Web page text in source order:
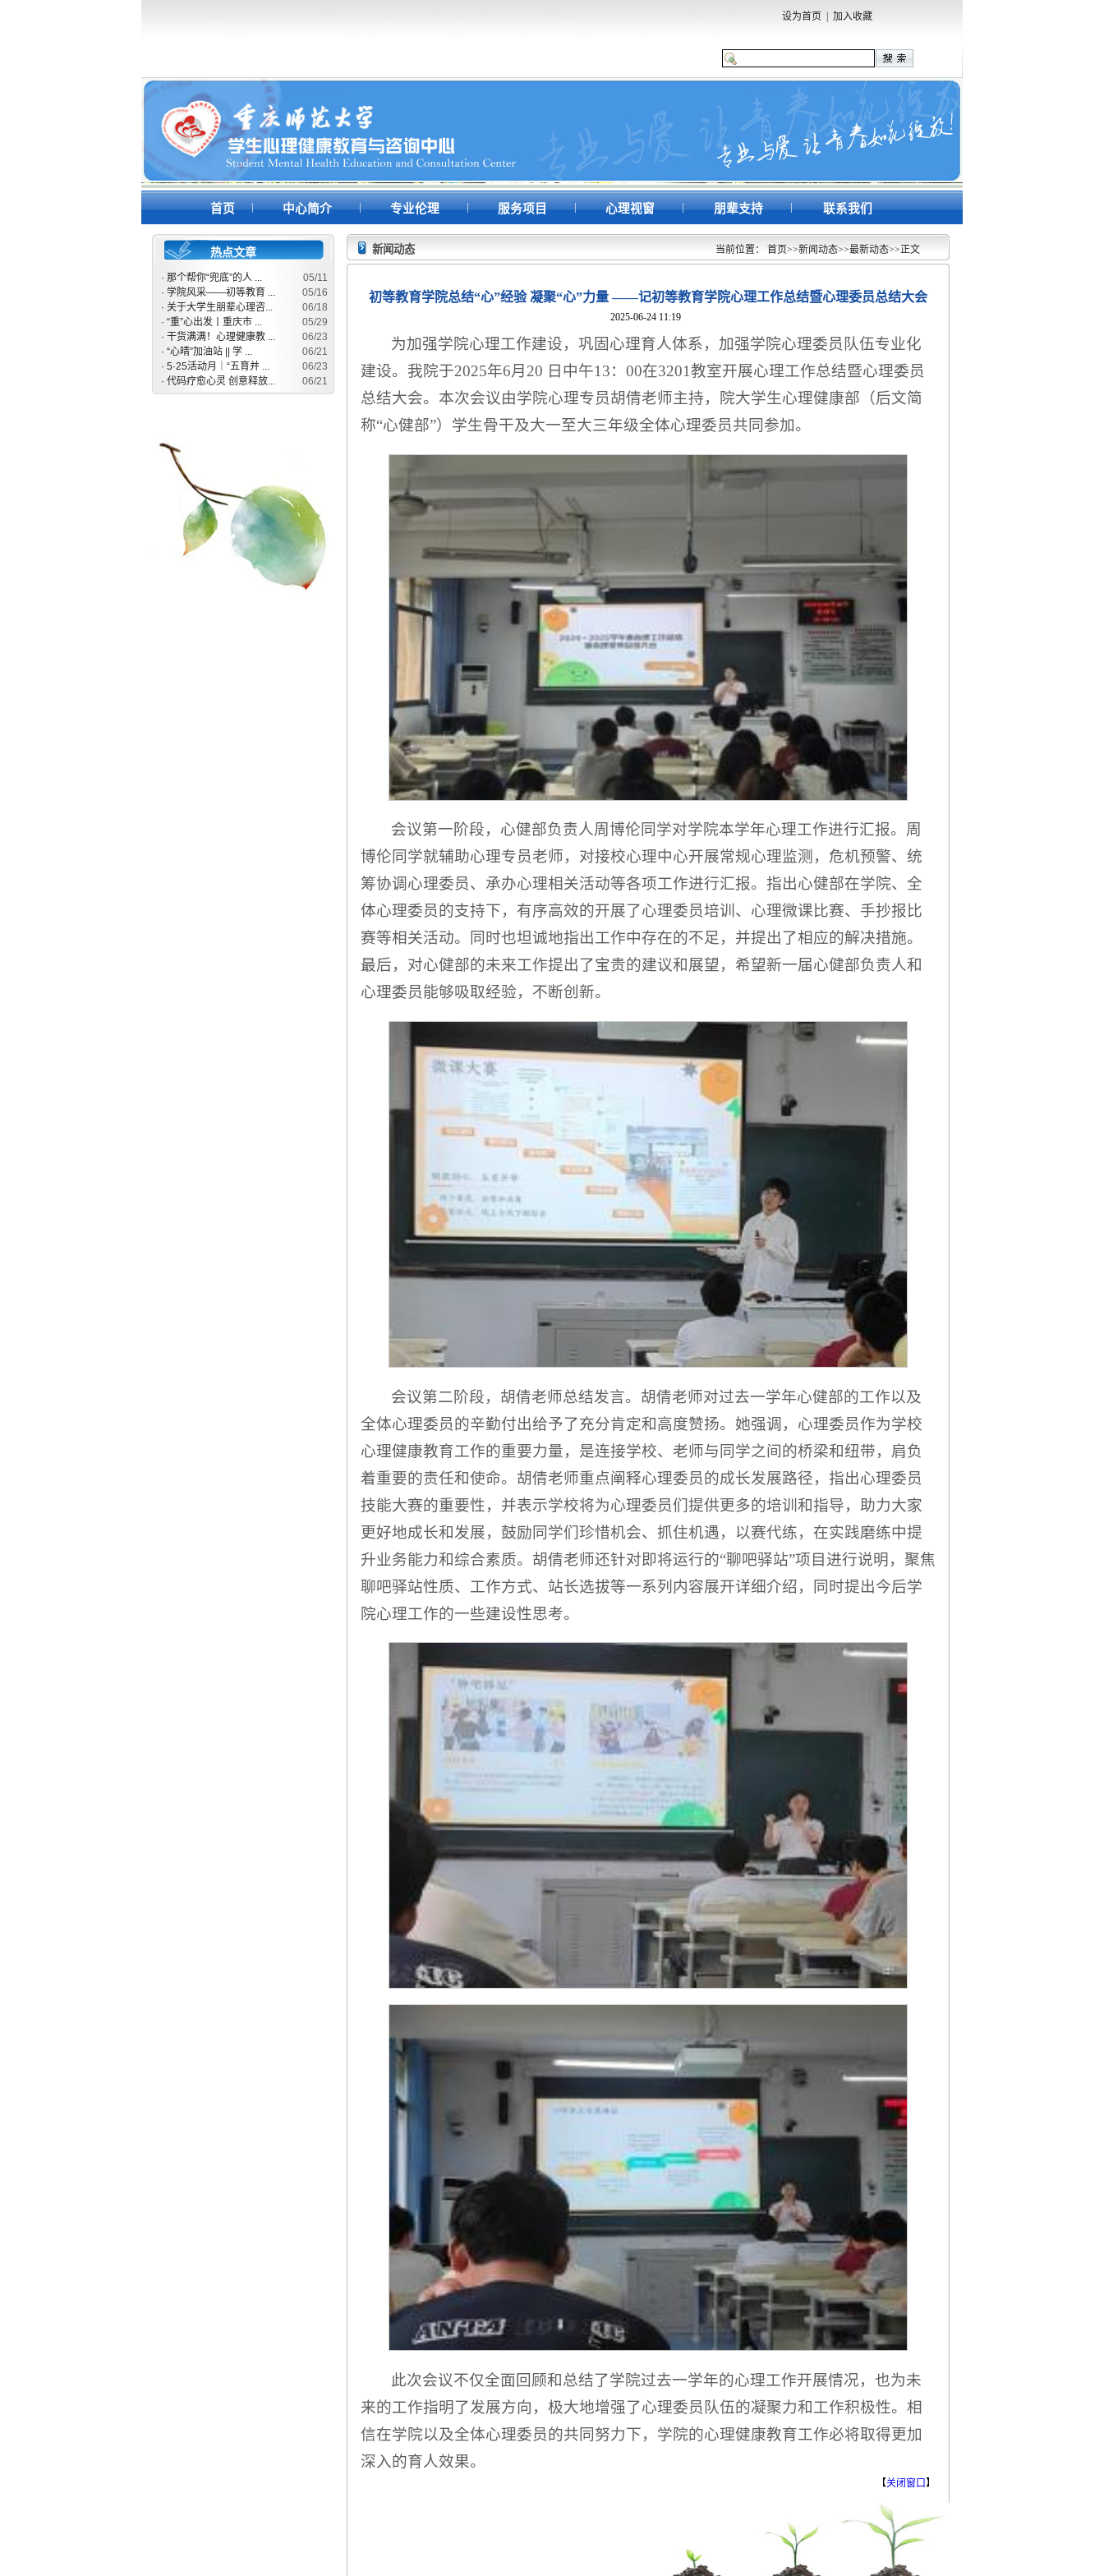
设为首页 加入收藏
首页 | 中心简介 | 专业伦理 | 服务项目 | 心理视窗 | 朋辈支持 | 联系我们
热点文章
· 那个帮你“兜底”的人 ...
05/11
· 学院风采——初等教育 ...
05/16
· 关于大学生朋辈心理咨...
06/18
· “重”心出发丨重庆市 ...
05/29
· 干货满满！心理健康教 ...
06/23
· “心晴”加油站 || 学 ...
06/21
· 5·25活动月｜“五育并 ...
06/23
· 代码疗愈心灵 创意释放... 06/21
新闻动态 当前位置： 首页>>新闻动态>>最新动态>>正文
初等教育学院总结“心”经验 凝聚“心”力量 ——记初等教育学院心理工作总结暨心理委员总结大会
2025-06-24 11:19
为加强学院心理工作建设，巩固心理育人体系，加强学院心理委员队伍专业化
建设。我院于2025年6月20 日中午13：00在3201教室开展心理工作总结暨心理委员
总结大会。本次会议由学院心理专员胡倩老师主持，院大学生心理健康部（后文简
称“心健部”）学生骨干及大一至大三年级全体心理委员共同参加。
会议第一阶段，心健部负责人周博伦同学对学院本学年心理工作进行汇报。周
博伦同学就辅助心理专员老师，对接校心理中心开展常规心理监测，危机预警、统
筹协调心理委员、承办心理相关活动等各项工作进行汇报。指出心健部在学院、全
体心理委员的支持下，有序高效的开展了心理委员培训、心理微课比赛、手抄报比
赛等相关活动。同时也坦诚地指出工作中存在的不足，并提出了相应的解决措施。
最后，对心健部的未来工作提出了宝贵的建议和展望，希望新一届心健部负责人和
心理委员能够吸取经验，不断创新。
会议第二阶段，胡倩老师总结发言。胡倩老师对过去一学年心健部的工作以及
全体心理委员的辛勤付出给予了充分肯定和高度赞扬。她强调，心理委员作为学校
心理健康教育工作的重要力量，是连接学校、老师与同学之间的桥梁和纽带，肩负
着重要的责任和使命。胡倩老师重点阐释心理委员的成长发展路径，指出心理委员
技能大赛的重要性，并表示学校将为心理委员们提供更多的培训和指导，助力大家
更好地成长和发展，鼓励同学们珍惜机会、抓住机遇，以赛代练，在实践磨练中提
升业务能力和综合素质。胡倩老师还针对即将运行的“聊吧驿站”项目进行说明，聚焦
聊吧驿站性质、工作方式、站长选拔等一系列内容展开详细介绍，同时提出今后学
院心理工作的一些建设性思考。
此次会议不仅全面回顾和总结了学院过去一学年的心理工作开展情况，也为未
来的工作指明了发展方向，极大地增强了心理委员队伍的凝聚力和工作积极性。相
信在学院以及全体心理委员的共同努力下，学院的心理健康教育工作必将取得更加
深入的育人效果。
【关闭窗口】